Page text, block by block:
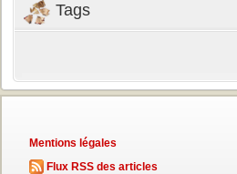
Tags
Mentions légales
Flux RSS des articles